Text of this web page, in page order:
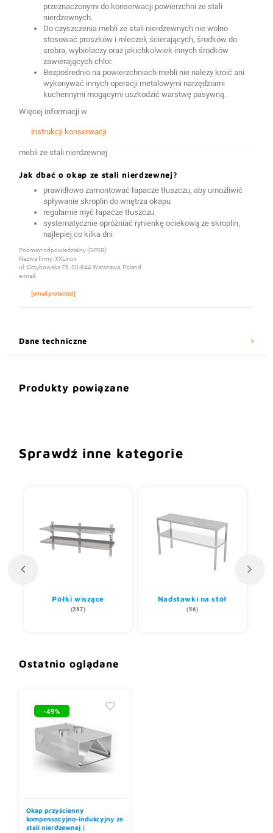
przeznaczonymi do konserwacji powierzchni ze stali
nierdzewnych.
Do czyszczenia mebli ze stali nierdzewnych nie wolno
stosować proszków i mleczek ścierających, środków do
srebra, wybielaczy oraz jakichkolwiek innych środków
zawierających chlor.
Bezpośrednio na powierzchniach mebli nie należy kroić ani
wykonywać innych operacji metalowymi narzędziami
kuchennymi mogącymi uszkodzić warstwę pasywną.
Więcej informacji w
instrukcji konserwacji
mebli ze stali nierdzewnej
Jak dbać o okap ze stali nierdzewnej?
prawidłowo zamontować łapacze tłuszczu, aby umożliwić
spływanie skroplin do wnętrza okapu
regularnie myć łapacze tłuszczu
systematycznie opróżniać rynienkę ociekową ze skroplin,
najlepiej co kilka dni
Podmiot odpowiedzialny (GPSR):
Nazwa firmy: XXLinox
ul. Grzybowska 78, 00-844 Warszawa, Poland
e-mail:
[email protected]
Dane techniczne
Produkty powiązane
Sprawdź inne kategorie
Półki wiszące
(287)
Nadstawki na stół
(56)
Ostatnio oglądane
-49%
Okap przyścienny
kompensacyjno-indukcyjny ze
stali nierdzewnej |